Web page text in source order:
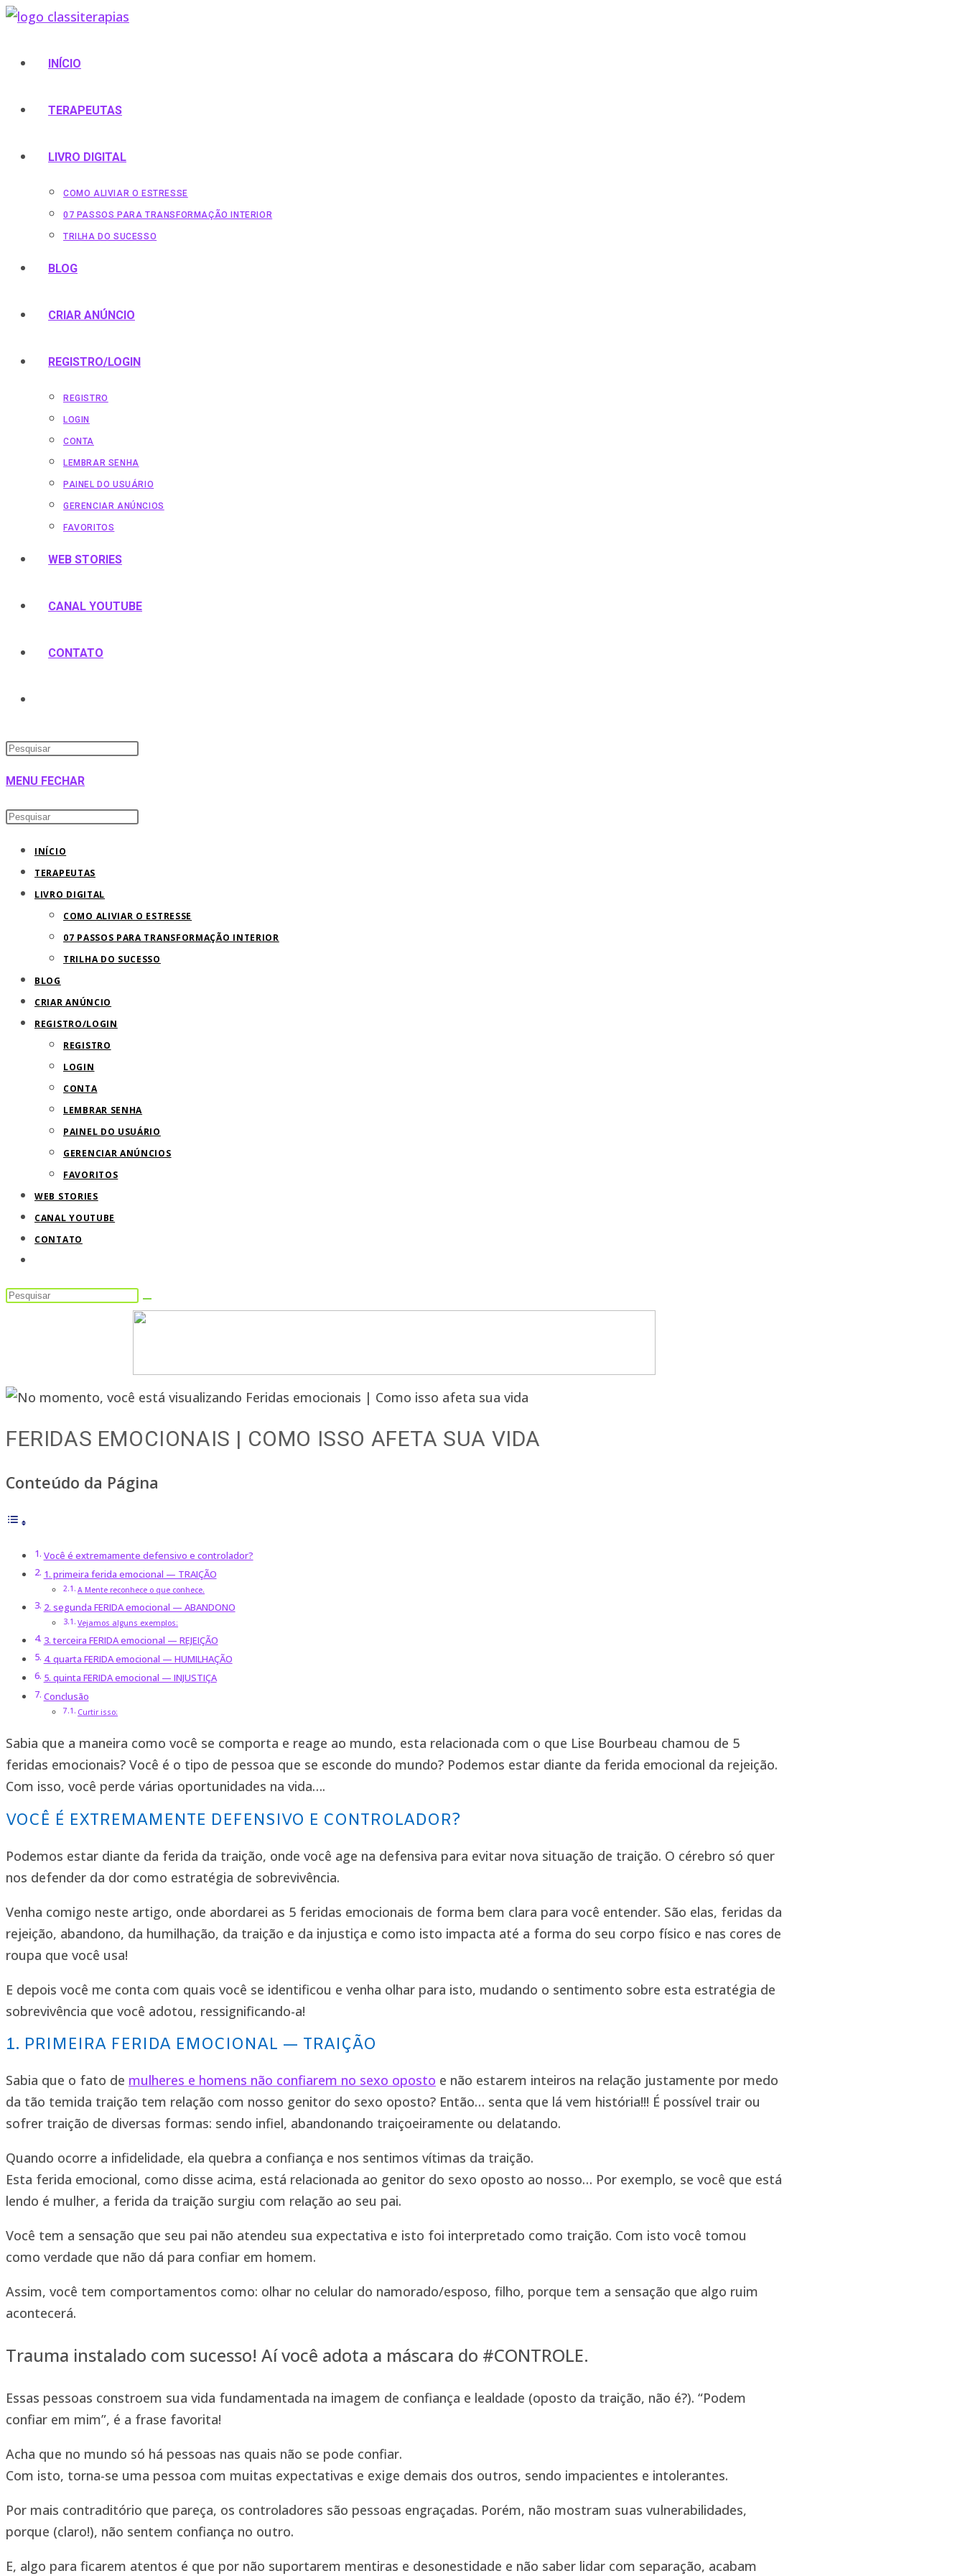
Ir
INÍCIO
TERAPEUTAS
LIVRO DIGITAL
COMO ALIVIAR O ESTRESSE
07 PASSOS PARA TRANSFORMAÇÃO INTERIOR
TRILHA DO SUCESSO
BLOG
CRIAR ANÚNCIO
REGISTRO/LOGIN
REGISTRO
LOGIN
CONTA
LEMBRAR SENHA
PAINEL DO USUÁRIO
GERENCIAR ANÚNCIOS
FAVORITOS
WEB STORIES
CANAL YOUTUBE
CONTATO
PESQUISA
Pressione
“Esc”
de
pesquisa.
MENU FECHAR
Pesquisar
site
Pressione
fechar
o
painel
INÍCIO
TERAPEUTAS
LIVRO DIGITAL
COMO ALIVIAR O ESTRESSE
07 PASSOS PARA TRANSFORMAÇÃO INTERIOR
TRILHA DO SUCESSO
BLOG
CRIAR ANÚNCIO
REGISTRO/LOGIN
REGISTRO
LOGIN
CONTA
LEMBRAR SENHA
PAINEL DO USUÁRIO
GERENCIAR ANÚNCIOS
FAVORITOS
WEB STORIES
CANAL YOUTUBE
CONTATO
SITE
Pesquisar
FERIDAS EMOCIONAIS | COMO ISSO AFETA SUA VIDA
Conteúdo da Página
Você é extremamente defensivo e controlador?
1. primeira ferida emocional — TRAIÇÃO
A Mente reconhece o que conhece.
2. segunda FERIDA emocional — ABANDONO
Vejamos alguns exemplos:
3. terceira FERIDA emocional — REJEIÇÃO
4. quarta FERIDA emocional — HUMILHAÇÃO
5. quinta FERIDA emocional — INJUSTIÇA
Conclusão
Curtir isso:
Sabia que a maneira como você se comporta e reage ao mundo, esta relacionada com o que Lise Bourbeau chamou de 5
feridas emocionais? Você é o tipo de pessoa que se esconde do mundo? Podemos estar diante da ferida emocional da rejeição.
Com isso, você perde várias oportunidades na vida….
VOCÊ É EXTREMAMENTE DEFENSIVO E CONTROLADOR?
Podemos estar diante da ferida da traição, onde você age na defensiva para evitar nova situação de traição. O cérebro só quer
nos defender da dor como estratégia de sobrevivência.
Venha comigo neste artigo, onde abordarei as 5 feridas emocionais de forma bem clara para você entender. São elas, feridas da
rejeição, abandono, da humilhação, da traição e da injustiça e como isto impacta até a forma do seu corpo físico e nas cores de
roupa que você usa!
E depois você me conta com quais você se identificou e venha olhar para isto, mudando o sentimento sobre esta estratégia de
sobrevivência que você adotou, ressignificando-a!
1. PRIMEIRA FERIDA EMOCIONAL — TRAIÇÃO
Sabia que o fato de mulheres e homens não confiarem no sexo oposto e não estarem inteiros na relação justamente por medo
da tão temida traição tem relação com nosso genitor do sexo oposto? Então… senta que lá vem história!!! É possível trair ou
sofrer traição de diversas formas: sendo infiel, abandonando traiçoeiramente ou delatando.
Quando ocorre a infidelidade, ela quebra a confiança e nos sentimos vítimas da traição.
Esta ferida emocional, como disse acima, está relacionada ao genitor do sexo oposto ao nosso… Por exemplo, se você que está
lendo é mulher, a ferida da traição surgiu com relação ao seu pai.
Você tem a sensação que seu pai não atendeu sua expectativa e isto foi interpretado como traição. Com isto você tomou
como verdade que não dá para confiar em homem.
Assim, você tem comportamentos como: olhar no celular do namorado/esposo, filho, porque tem a sensação que algo ruim
acontecerá.
Trauma instalado com sucesso! Aí você adota a máscara do #CONTROLE.
Essas pessoas constroem sua vida fundamentada na imagem de confiança e lealdade (oposto da traição, não é?). “Podem
confiar em mim”, é a frase favorita!
Acha que no mundo só há pessoas nas quais não se pode confiar.
Com isto, torna-se uma pessoa com muitas expectativas e exige demais dos outros, sendo impacientes e intolerantes.
Por mais contraditório que pareça, os controladores são pessoas engraçadas. Porém, não mostram suas vulnerabilidades,
porque (claro!), não sentem confiança no outro.
E, algo para ficarem atentos é que por não suportarem mentiras e desonestidade e não saber lidar com separação, acabam